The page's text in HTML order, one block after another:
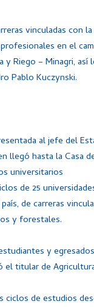
vinculadas con
en el
Riego – Minagri,
Pablo Kuczynski.
al jefe del
llegó hasta la Casa
universitarios
de 25
de carreras
y forestales.
y
el titular de
de estudios